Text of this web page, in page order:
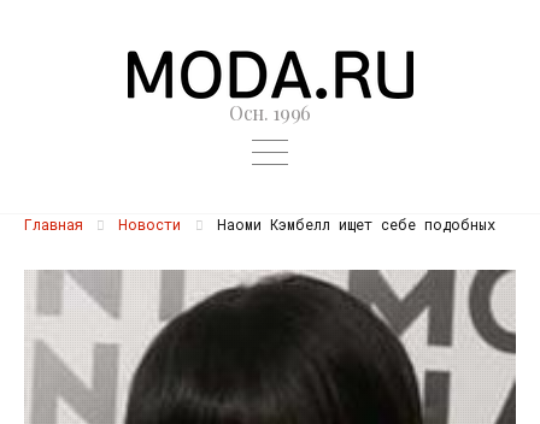
Осн. 1996
Главная Новости Наоми Кэмбелл ищет себе подобных